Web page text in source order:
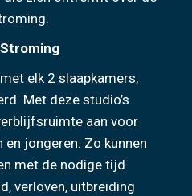
Stroming
elk 2 slaapkamers,
Met deze studio’s
aan voor
jongeren. Zo kunnen
met de nodige tijd
verloven, uitbreiding